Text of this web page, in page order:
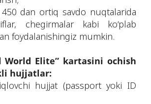
dan ortiq savdo nuqtalarida
chegirmalar kabi ko‘plab
foydalanishingiz mumkin.
World Elite” kartasini ochish
hujjatlar:
hujjat (passport yoki ID